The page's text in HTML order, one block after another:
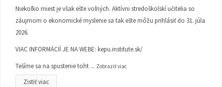
Niekoľko miest je však ešte voľných. Aktívni stredoškolskí učitelia so
záujmom o ekonomické myslenie sa tak ešte môžu prihlásiť do 31. júla
2026.
VIAC INFORMÁCIÍ JE NA WEBE: kepu.institute.sk/
Tešíme sa na spustenie toht ... Zobraziť viac
Zistiť viac